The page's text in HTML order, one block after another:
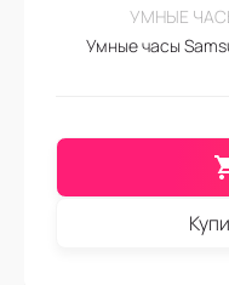
УМНЫЕ ЧАСЫ
Умные часы